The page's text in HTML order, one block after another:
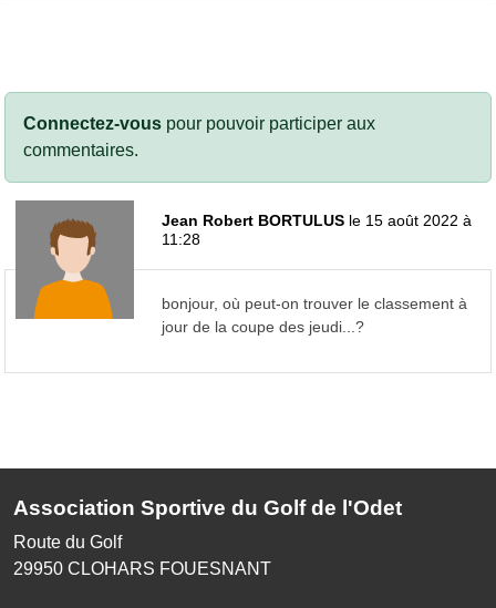
Connectez-vous pour pouvoir participer aux
commentaires.
Jean Robert BORTULUS le 15 août 2022 à
11:28
bonjour, où peut-on trouver le classement à
jour de la coupe des jeudi...?
Association Sportive du Golf de l'Odet
Route du Golf
29950 CLOHARS FOUESNANT